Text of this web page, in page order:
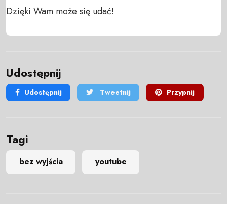
Dzięki Wam może się udać!
Udostępnij
Udostępnij Tweetnij Przypnij
Tagi
bez wyjścia youtube